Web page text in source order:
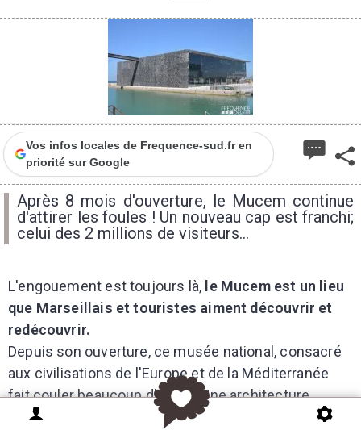
Vos infos locales de Frequence-sud.fr en
priorité sur Google
Après 8 mois d'ouverture, le Mucem continue
d'attirer les foules ! Un nouveau cap est franchi;
celui des 2 millions de visiteurs...
L'engouement est toujours là, le Mucem est un lieu
que Marseillais et touristes aiment découvrir et
redécouvrir.
Depuis son ouverture, ce musée national, consacré
aux civilisations de l'Europe et de la Méditerranée
fait couler beaucoup d'encre. Une architecture
remarquable, une collection unique en France, voilà